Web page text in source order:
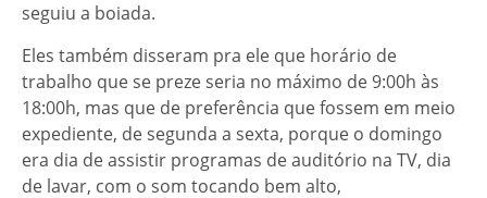
seguiu a boiada.
Eles também disseram pra ele que horário de
trabalho que se preze seria no máximo de 9:00h às
18:00h, mas que de preferência que fossem em meio
expediente, de segunda a sexta, porque o domingo
era dia de assistir programas de auditório na TV, dia
de lavar, com o som tocando bem alto,